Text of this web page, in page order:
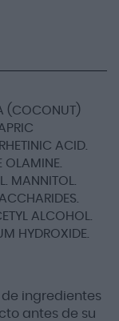
(COCONUT)
ACID.
OLAMINE.
MANNITOL.
ALCOHOL.
HYDROXIDE.
ingredientes
antes de su